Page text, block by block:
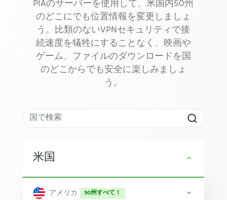
PIAのサーバーを使用して、米国内50州
のどこにでも位置情報を変更しましょ
う。比類のないVPNセキュリティで接
続速度を犠牲にすることなく、映画や
ゲーム、ファイルのダウンロードを国
のどこからでも安全に楽しみましょ
う。
米国
アメリカ 50州すべて！